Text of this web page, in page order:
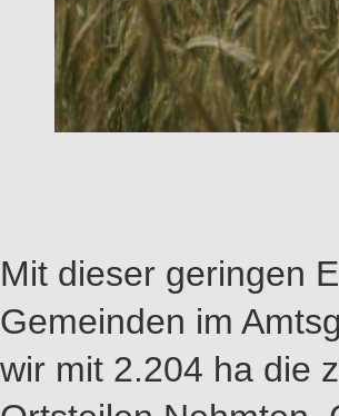
Mit dieser geringen
Gemeinden im
wir mit 2.204 ha die